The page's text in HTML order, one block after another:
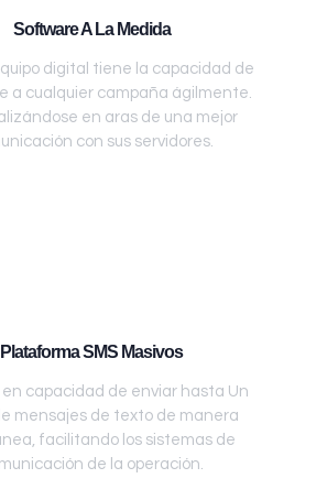
Software A La Medida
digital tiene la capacidad de
a cualquier campaña ágilmente.
en aras de una mejor
con sus servidores.
Plataforma SMS Masivos
en capacidad de enviar hasta Un
mensajes de texto de manera
facilitando los sistemas de
de la operación.